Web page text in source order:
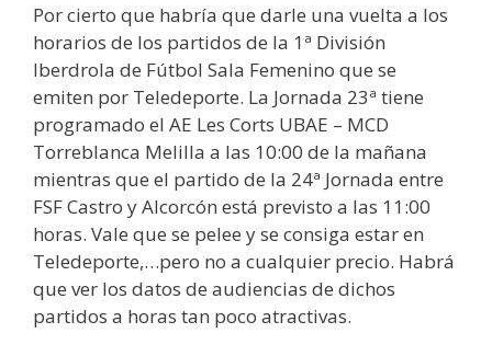
Por cierto que habría que darle una vuelta a los
horarios de los partidos de la 1ª División
Iberdrola de Fútbol Sala Femenino que se
emiten por Teledeporte. La Jornada 23ª tiene
programado el AE Les Corts UBAE – MCD
Torreblanca Melilla a las 10:00 de la mañana
mientras que el partido de la 24ª Jornada entre
FSF Castro y Alcorcón está previsto a las 11:00
horas. Vale que se pelee y se consiga estar en
Teledeporte,…pero no a cualquier precio. Habrá
que ver los datos de audiencias de dichos
partidos a horas tan poco atractivas.